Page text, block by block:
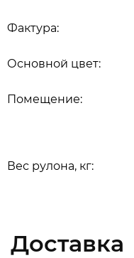
Вес рулона, кг:
Основной цвет:
Помещение:
Фактура:
Доставка